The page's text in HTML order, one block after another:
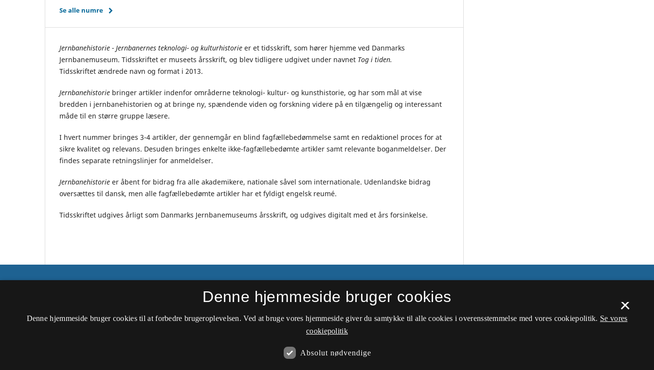
Se alle numre
Jernbanehistorie - Jernbanernes teknologi- og kulturhistorie er et tidsskrift, som hører hjemme ved Danmarks
Jernbanemuseum. Tidsskriftet er museets årsskrift, og blev tidligere udgivet under navnet Tog i tiden.
Tidsskriftet ændrede navn og format i 2013.
Jernbanehistorie bringer artikler indenfor områderne teknologi- kultur- og kunsthistorie, og har som mål at vise
bredden i jernbanehistorien og at bringe ny, spændende viden og forskning videre på en tilgængelig og interessant
måde til en større gruppe læsere.
I hvert nummer bringes 3-4 artikler, der gennemgår en blind fagfællebedømmelse samt en redaktionel proces for at
sikre kvalitet og relevans. Desuden bringes enkelte ikke-fagfællebedømte artikler samt relevante boganmeldelser. Der
findes separate retningslinjer for anmeldelser.
Jernbanehistorie er åbent for bidrag fra alle akademikere, nationale såvel som internationale. Udenlandske bidrag
oversættes til dansk, men alle fagfællebedømte artikler har et fyldigt engelsk reumé.
Tidsskriftet udgives årligt som Danmarks Jernbanemuseums årsskrift, og udgives digitalt med et års forsinkelse.
ISSN 2446-323X (Online)
×
Denne hjemmeside bruger cookies
Denne hjemmeside bruger cookies til at forbedre brugeroplevelsen. Ved at bruge vores hjemmeside giver du samtykke til alle cookies i overensstemmelse med vores cookiepolitik. Se vores
cookiepolitik
Absolut nødvendige